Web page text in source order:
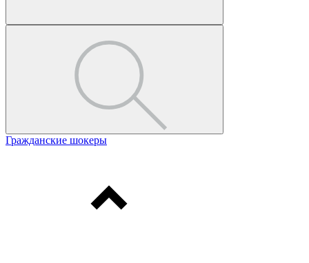
Гражданские шокеры